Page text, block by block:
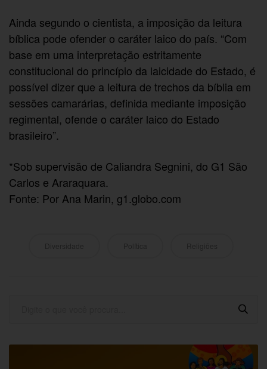
Ainda segundo o cientista, a imposição da leitura
bíblica pode ofender o caráter laico do país. “Com
base em uma interpretação estritamente
constitucional do princípio da laicidade do Estado, é
possível dizer que a leitura de trechos da bíblia em
sessões camarárias, definida mediante imposição
regimental, ofende o caráter laico do Estado
brasileiro”.
*Sob supervisão de Caliandra Segnini, do G1 São
Carlos e Araraquara.
Fonte: Por Ana Marin, g1.globo.com